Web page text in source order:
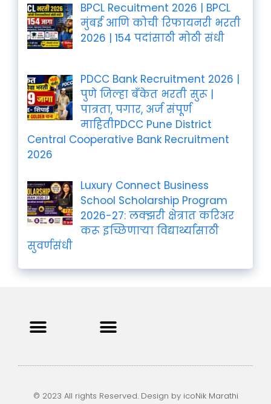
BPCL Recuitment 2026 | BPCL
मुंबई आणि कोची रिफायनरी भरती
2026 | 154 पदांसाठी मोठी संधी
PDCC Bank Recruitment 2026 |
पुणे जिल्हा बँकेत भरती सुरू |
पात्रता, पगार, अर्ज संपूर्ण
माहितीPDCC Pune District
Central Cooperative Bank Recruitment
2026
Luxury Connect Business
School Scholarship Program
2026-27: लक्झरी क्षेत्रात करिअर
करू इच्छिणाऱ्या विद्यार्थ्यांसाठी
सुवर्णसंधी
© 2023 All rights Reserved. Design by icoNik Marathi